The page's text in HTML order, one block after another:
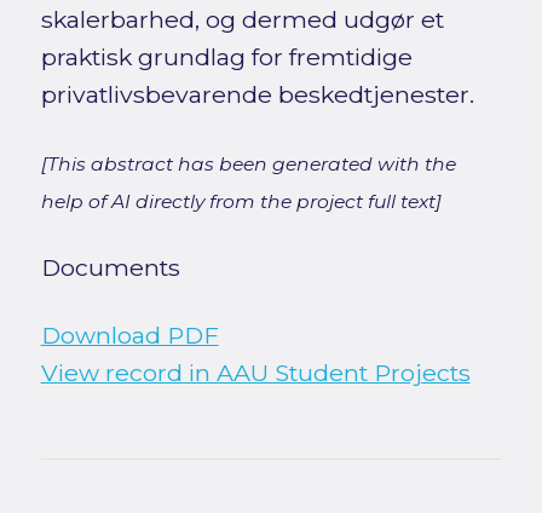
skalerbarhed, og dermed udgør et
praktisk grundlag for fremtidige
privatlivsbevarende beskedtjenester.
[This abstract has been generated with the
help of AI directly from the project full text]
Documents
Download PDF
View record in AAU Student Projects